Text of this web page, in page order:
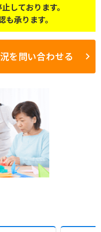
しております。
承ります。
を問い合わせる